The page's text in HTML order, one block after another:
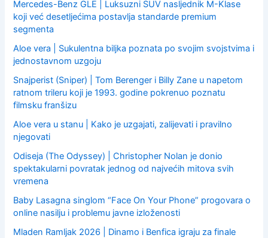
Mercedes-Benz GLE | Luksuzni SUV nasljednik M-Klase
koji već desetljećima postavlja standarde premium
segmenta
Aloe vera | Sukulentna biljka poznata po svojim svojstvima i
jednostavnom uzgoju
Snajperist (Sniper) | Tom Berenger i Billy Zane u napetom
ratnom trileru koji je 1993. godine pokrenuo poznatu
filmsku franšizu
Aloe vera u stanu | Kako je uzgajati, zalijevati i pravilno
njegovati
Odiseja (The Odyssey) | Christopher Nolan je donio
spektakularni povratak jednog od najvećih mitova svih
vremena
Baby Lasagna singlom “Face On Your Phone” progovara o
online nasilju i problemu javne izloženosti
Mladen Ramljak 2026 | Dinamo i Benfica igraju za finale